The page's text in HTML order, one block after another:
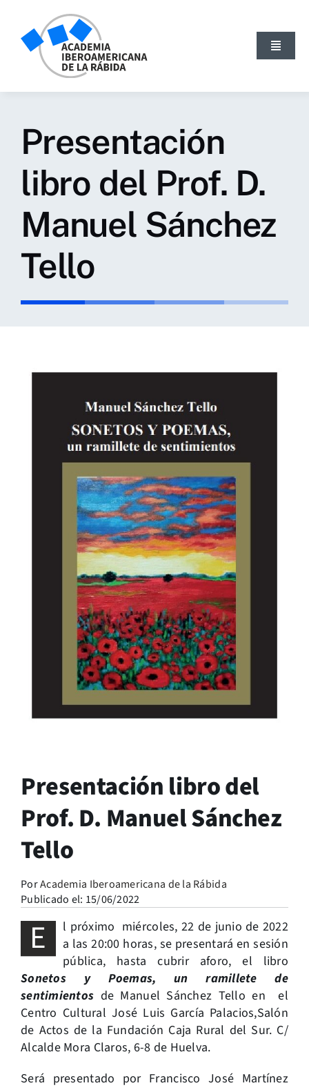
content
Toggle
ACTIVIDADES
PUBLICACIONES
BLOG
SEARCH
Presentación
libro del Prof. D.
Manuel Sánchez
Tello
Presentación libro del
Prof. D. Manuel Sánchez
Tello
PorAcademia Iberoamericana de la Rábida
Publicado el: 15/06/2022
E
l próximo miércoles, 22 de junio de 2022
a las 20:00 horas, se presentará en sesión
pública, hasta cubrir aforo, el libro
Sonetos y Poemas, un ramillete de
sentimientos de Manuel Sánchez Tello en el
Centro Cultural José Luis García Palacios,Salón
de Actos de la Fundación Caja Rural del Sur. C/
Alcalde Mora Claros, 6-8 de Huelva.
Será presentado por Francisco José Martínez